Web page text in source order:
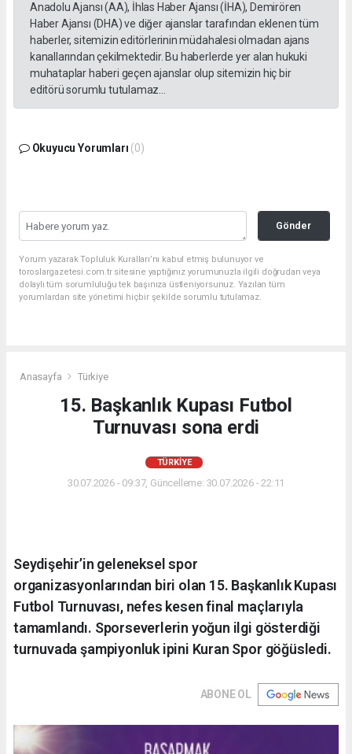
Anadolu Ajansı (AA), İhlas Haber Ajansı (İHA), Demirören
Haber Ajansı (DHA) ve diğer ajanslar tarafından eklenen tüm
haberler, sitemizin editörlerinin müdahalesi olmadan ajans
kanallarından çekilmektedir. Bu haberlerde yer alan hukuki
muhataplar haberi geçen ajanslar olup sitemizin hiç bir
editörü sorumlu tutulamaz...
Okuyucu Yorumları (0)
Gönder
Yorum yazarak Topluluk Kuralları’nı kabul etmiş bulunuyor ve
toroslargazetesi.com.tr sitesine yaptığınız yorumunuzla ilgili doğrudan veya
dolaylı tüm sorumluluğu tek başınıza üstleniyorsunuz. Yazılan tüm
yorumlardan site yönetimi hiçbir şekilde sorumlu tutulamaz.
Anasayfa Türkiye
15. Başkanlık Kupası Futbol
Turnuvası sona erdi
TÜRKIYE
30.07.2026 - 09:37, Güncelleme: 30.07.2026 - 22:11
Seydişehir’in geleneksel spor
organizasyonlarından biri olan 15. Başkanlık Kupası
Futbol Turnuvası, nefes kesen final maçlarıyla
tamamlandı. Sporseverlerin yoğun ilgi gösterdiği
turnuvada şampiyonluk ipini Kuran Spor göğüsledi.
ABONE OL